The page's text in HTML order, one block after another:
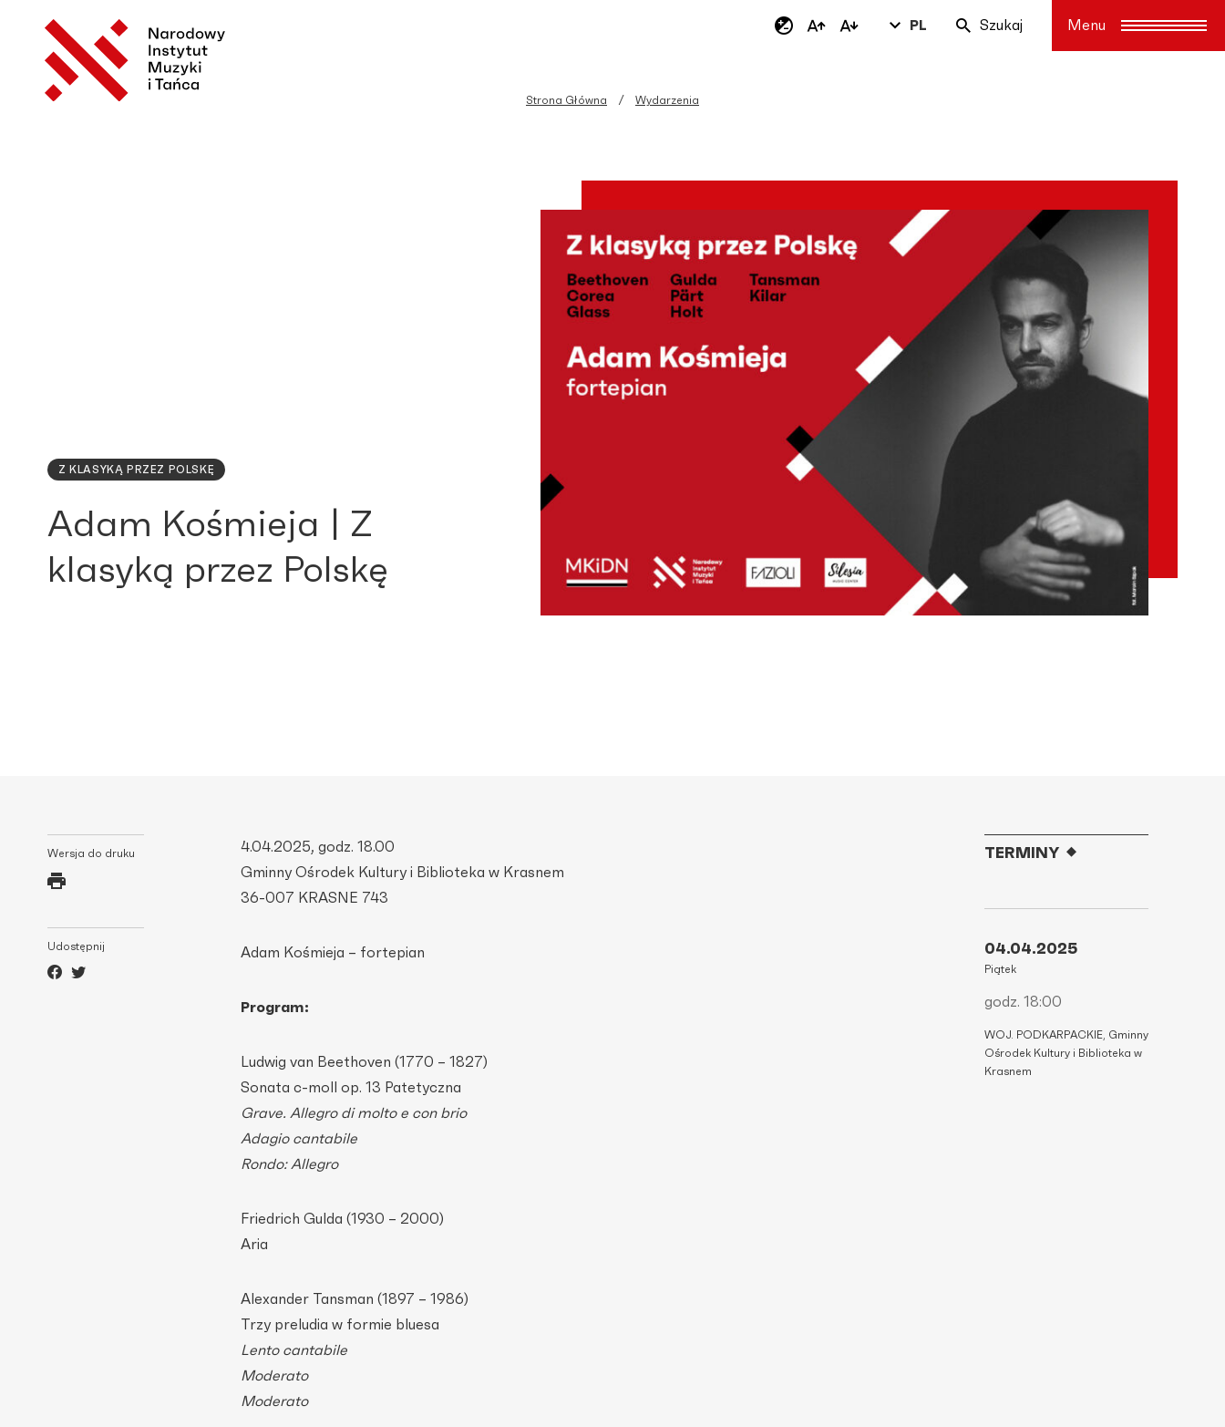
PL Szukaj
Strona Główna Wydarzenia
Z KLASYKĄ PRZEZ POLSKĘ
Adam Kośmieja | Z
klasyką przez Polskę
Wersja do druku
Udostępnij
4.04.2025, godz. 18.00
Gminny Ośrodek Kultury i Biblioteka w Krasnem
36-007 KRASNE 743
Adam Kośmieja – fortepian
Program:
Ludwig van Beethoven (1770 – 1827)
Sonata c-moll op. 13 Patetyczna
Grave. Allegro di molto e con brio
Adagio cantabile
Rondo: Allegro
Friedrich Gulda (1930 – 2000)
Aria
Alexander Tansman (1897 – 1986)
Trzy preludia w formie bluesa
Lento cantabile
Moderato
Moderato
TERMINY
04.04.2025
Piątek
godz. 18:00
WOJ. PODKARPACKIE, Gminny
Ośrodek Kultury i Biblioteka w
Krasnem